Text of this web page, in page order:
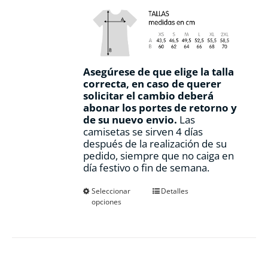
Asegúrese de que elige la talla
correcta, en caso de querer
solicitar el cambio deberá
abonar los portes de retorno y
de su nuevo envio. Las
camisetas se sirven 4 días
después de la realización de su
pedido, siempre que no caiga en
día festivo o fin de semana.
Seleccionar
opciones
EsteDetalles